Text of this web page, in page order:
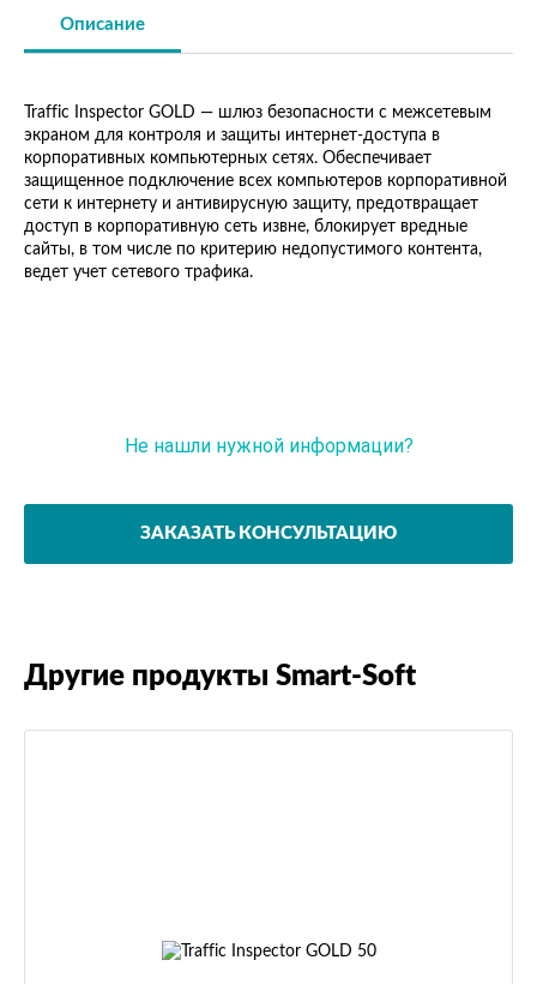
Описание
Traffic Inspector GOLD — шлюз безопасности с межсетевым
экраном для контроля и защиты интернет-доступа в
корпоративных компьютерных сетях. Обеспечивает
защищенное подключение всех компьютеров корпоративной
сети к интернету и антивирусную защиту, предотвращает
доступ в корпоративную сеть извне, блокирует вредные
сайты, в том числе по критерию недопустимого контента,
ведет учет сетевого трафика.
Не нашли нужной информации?
ЗАКАЗАТЬ КОНСУЛЬТАЦИЮ
Другие продукты Smart-Soft